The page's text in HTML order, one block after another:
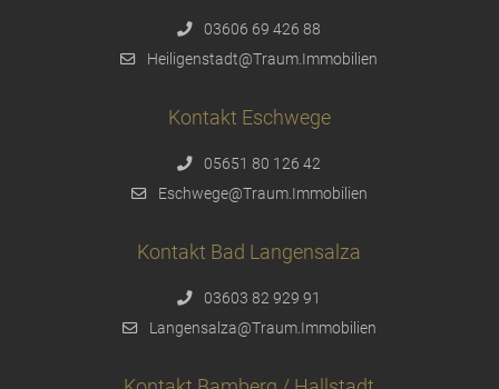
03606 69 426 88
Heiligenstadt@Traum.Immobilien
Kontakt Eschwege
05651 80 126 42
Eschwege@Traum.Immobilien
Kontakt Bad Langensalza
03603 82 929 91
Langensalza@Traum.Immobilien